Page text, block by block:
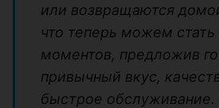
или возвращаются
что теперь можем стать
моментов, предложив
привычный вкус,
быстрое обслуживание.